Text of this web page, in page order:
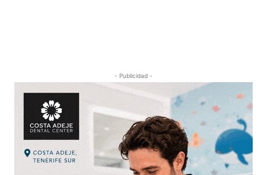
- Publicidad -